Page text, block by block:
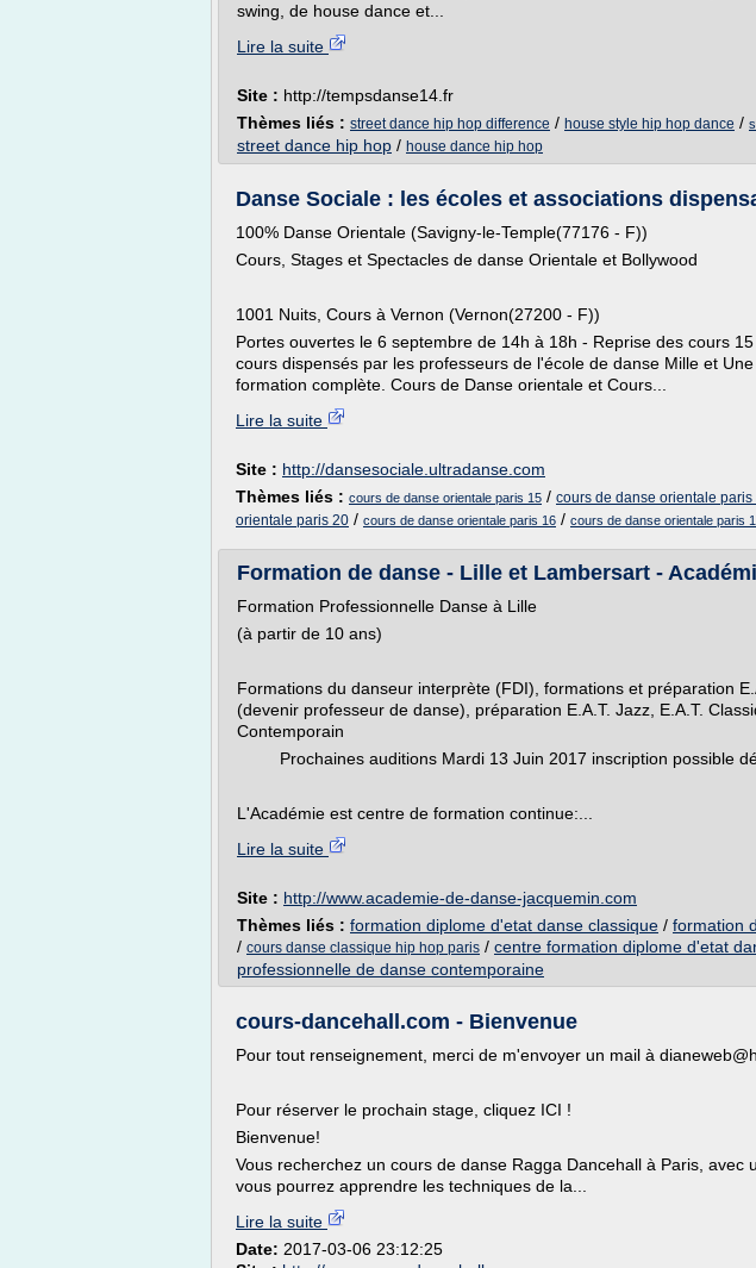
swing, de house dance et...
Lire la suite
Site : http://tempsdanse14.fr
Thèmes liés : street dance hip hop difference / house style hip hop dance /
street dance hip hop / house dance hip hop
Danse Sociale : les écoles et associations
100% Danse Orientale (Savigny-le-Temple(77176 - F))
Cours, Stages et Spectacles de danse Orientale et Bollywood
1001 Nuits, Cours à Vernon (Vernon(27200 - F))
Portes ouvertes le 6 septembre de 14h à 18h - Reprise des cours
cours dispensés par les professeurs de l'école de danse Mille et
formation complète. Cours de Danse orientale et Cours...
Lire la suite
Site : http://dansesociale.ultradanse.com
Thèmes liés : cours de danse orientale paris 15 / cours de danse orientale paris
orientale paris 20 / cours de danse orientale paris 16 / cours de danse orientale paris
Formation de danse - Lille et Lambersart -
Formation Professionnelle Danse à Lille
(à partir de 10 ans)
Formations du danseur interprète (FDI), formations et préparation
(devenir professeur de danse), préparation E.A.T. Jazz, E.A.T.
Contemporain
Prochaines auditions Mardi 13 Juin 2017 inscription possible
L'Académie est centre de formation continue:...
Lire la suite
Site : http://www.academie-de-danse-jacquemin.com
Thèmes liés : formation diplome d'etat danse classique / formation
/ cours danse classique hip hop paris / centre formation diplome d'etat
professionnelle de danse contemporaine
cours-dancehall.com - Bienvenue
Pour tout renseignement, merci de m'envoyer un mail à
Pour réserver le prochain stage, cliquez ICI !
Bienvenue!
Vous recherchez un cours de danse Ragga Dancehall à Paris, avec
vous pourrez apprendre les techniques de la...
Lire la suite
Date: 2017-03-06 23:12:25